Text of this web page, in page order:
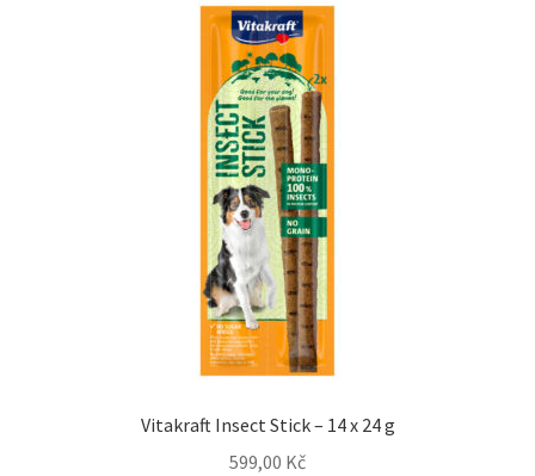
Vitakraft Insect Stick – 14 x 24 g
599,00 Kč